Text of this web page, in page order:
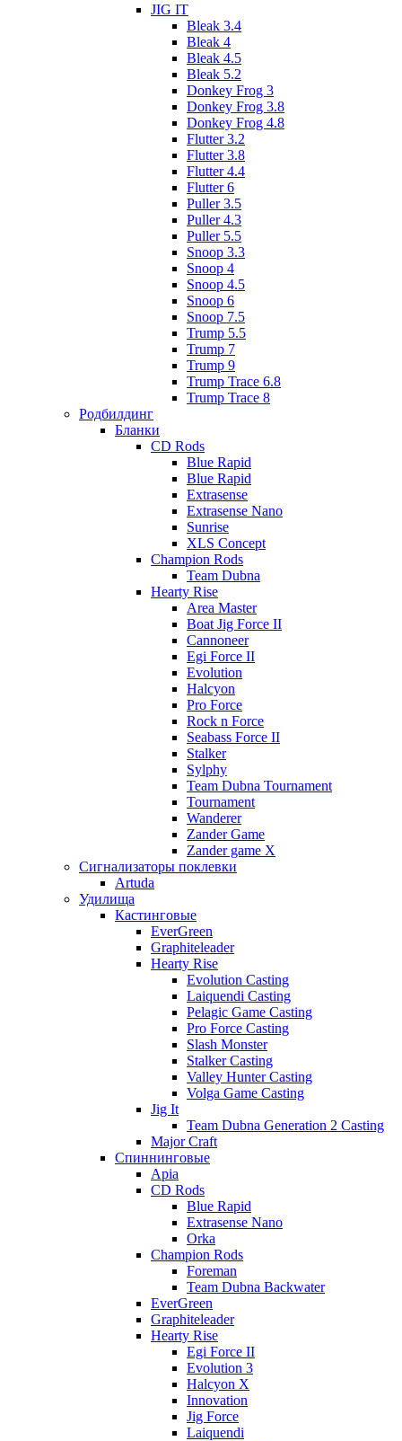
JIG IT
Bleak 3.4
Bleak 4
Bleak 4.5
Bleak 5.2
Donkey Frog 3
Donkey Frog 3.8
Donkey Frog 4.8
Flutter 3.2
Flutter 3.8
Flutter 4.4
Flutter 6
Puller 3.5
Puller 4.3
Puller 5.5
Snoop 3.3
Snoop 4
Snoop 4.5
Snoop 6
Snoop 7.5
Trump 5.5
Trump 7
Trump 9
Trump Trace 6.8
Trump Trace 8
Родбилдинг
Бланки
CD Rods
Blue Rapid
Blue Rapid
Extrasense
Extrasense Nano
Sunrise
XLS Concept
Champion Rods
Team Dubna
Hearty Rise
Area Master
Boat Jig Force II
Cannoneer
Egi Force II
Evolution
Halcyon
Pro Force
Rock n Force
Seabass Force II
Stalker
Sylphy
Team Dubna Tournament
Tournament
Wanderer
Zander Game
Zander game X
Сигнализаторы поклевки
Artuda
Удилища
Кастинговые
EverGreen
Graphiteleader
Hearty Rise
Evolution Casting
Laiquendi Casting
Pelagic Game Casting
Pro Force Casting
Slash Monster
Stalker Casting
Valley Hunter Casting
Volga Game Casting
Jig It
Team Dubna Generation 2 Casting
Major Craft
Спиннинговые
Apia
CD Rods
Blue Rapid
Extrasense Nano
Orka
Champion Rods
Foreman
Team Dubna Backwater
EverGreen
Graphiteleader
Hearty Rise
Egi Force II
Evolution 3
Halcyon X
Innovation
Jig Force
Laiquendi